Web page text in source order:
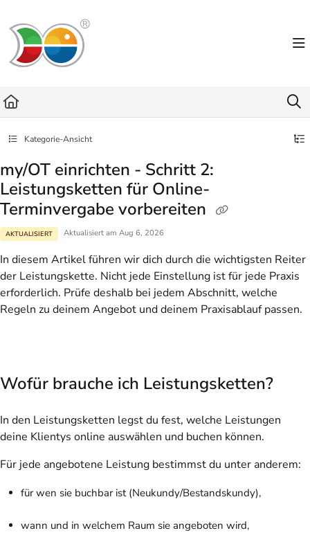
Fetch the complete documentation index at:
Use this file to discover all available pages before exploring further.
Kategorie-Ansicht
my/OT einrichten - Schritt 2:
Leistungsketten für Online-
Terminvergabe vorbereiten
AKTUALISIERT Aktualisiert am Aug 6, 2026
In diesem Artikel führen wir dich durch die wichtigsten Reiter
der Leistungskette. Nicht jede Einstellung ist für jede Praxis
erforderlich. Prüfe deshalb bei jedem Abschnitt, welche
Regeln zu deinem Angebot und deinem Praxisablauf passen.
Wofür brauche ich Leistungsketten?
In den Leistungsketten legst du fest, welche Leistungen
deine Klientys online auswählen und buchen können.
Für jede angebotene Leistung bestimmst du unter anderem:
für wen sie buchbar ist (Neukundy/Bestandskundy),
wann und in welchem Raum sie angeboten wird,